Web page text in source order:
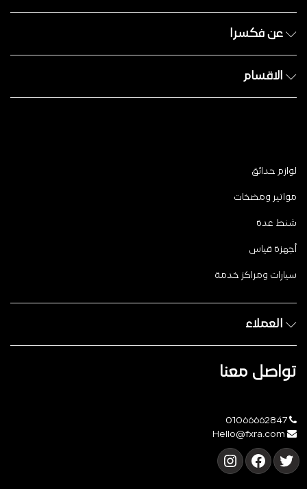
عن فكسرا
الاقسام
لوازم حدائق
مواتير ومضخات
شنط عدة
أجهزة قياس
سيارات ومراكز خدمة
العملاء
تواصل معنا
تويترفيسبوكإنستجرام